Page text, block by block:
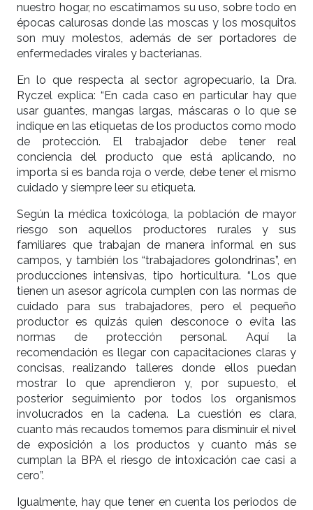
nuestro hogar, no escatimamos su uso, sobre todo en
épocas calurosas donde las moscas y los mosquitos
son muy molestos, además de ser portadores de
enfermedades virales y bacterianas.
En lo que respecta al sector agropecuario, la Dra.
Ryczel explica: “En cada caso en particular hay que
usar guantes, mangas largas, máscaras o lo que se
indique en las etiquetas de los productos como modo
de protección. El trabajador debe tener real
conciencia del producto que está aplicando, no
importa si es banda roja o verde, debe tener el mismo
cuidado y siempre leer su etiqueta.
Según la médica toxicóloga, la población de mayor
riesgo son aquellos productores rurales y sus
familiares que trabajan de manera informal en sus
campos, y también los “trabajadores golondrinas”, en
producciones intensivas, tipo horticultura. “Los que
tienen un asesor agrícola cumplen con las normas de
cuidado para sus trabajadores, pero el pequeño
productor es quizás quien desconoce o evita las
normas de protección personal. Aquí la
recomendación es llegar con capacitaciones claras y
concisas, realizando talleres donde ellos puedan
mostrar lo que aprendieron y, por supuesto, el
posterior seguimiento por todos los organismos
involucrados en la cadena. La cuestión es clara,
cuanto más recaudos tomemos para disminuir el nivel
de exposición a los productos y cuanto más se
cumplan la BPA el riesgo de intoxicación cae casi a
cero”.
Igualmente, hay que tener en cuenta los periodos de